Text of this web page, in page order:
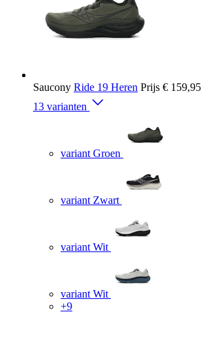
Saucony Ride 19 Heren Prijs € 159,95
13 varianten
variant Groen
variant Zwart
variant Wit
variant Wit
+9